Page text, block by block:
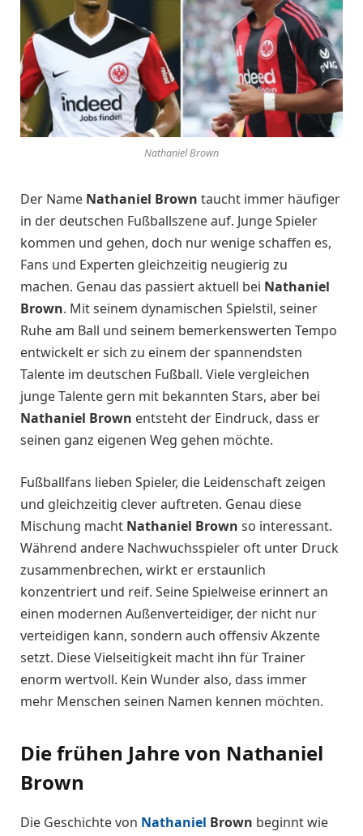
Nathaniel Brown
Der Name Nathaniel Brown taucht immer häufiger
in der deutschen Fußballszene auf. Junge Spieler
kommen und gehen, doch nur wenige schaffen es,
Fans und Experten gleichzeitig neugierig zu
machen. Genau das passiert aktuell bei Nathaniel
Brown. Mit seinem dynamischen Spielstil, seiner
Ruhe am Ball und seinem bemerkenswerten Tempo
entwickelt er sich zu einem der spannendsten
Talente im deutschen Fußball. Viele vergleichen
junge Talente gern mit bekannten Stars, aber bei
Nathaniel Brown entsteht der Eindruck, dass er
seinen ganz eigenen Weg gehen möchte.
Fußballfans lieben Spieler, die Leidenschaft zeigen
und gleichzeitig clever auftreten. Genau diese
Mischung macht Nathaniel Brown so interessant.
Während andere Nachwuchsspieler oft unter Druck
zusammenbrechen, wirkt er erstaunlich
konzentriert und reif. Seine Spielweise erinnert an
einen modernen Außenverteidiger, der nicht nur
verteidigen kann, sondern auch offensiv Akzente
setzt. Diese Vielseitigkeit macht ihn für Trainer
enorm wertvoll. Kein Wunder also, dass immer
mehr Menschen seinen Namen kennen möchten.
Die frühen Jahre von Nathaniel
Brown
Die Geschichte von Nathaniel Brown beginnt wie